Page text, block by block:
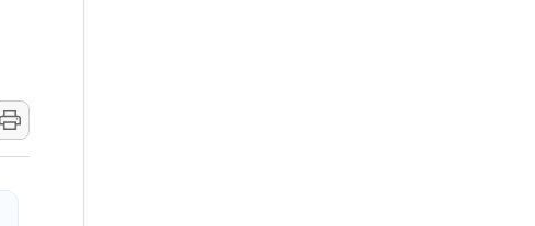
레버리지 위험수위…숨은 차입이 더 큰 변수"
상…대응 1단계 진압 중